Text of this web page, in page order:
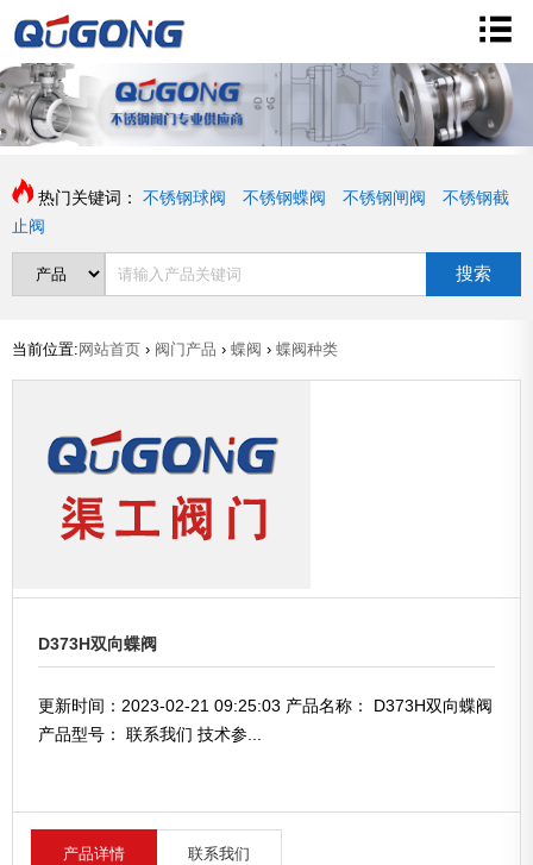
热门关键词： 不锈钢球阀 不锈钢蝶阀 不锈钢闸阀
不锈钢截
止阀
搜索
当前位置: 网站首页 › 阀门产品 › 蝶阀 › 蝶阀种类
D373H双向蝶阀
更新时间：2023-02-21 09:25:03 产品名称： D373H双向蝶阀
产品型号： 联系我们 技术参...
产品详情 联系我们